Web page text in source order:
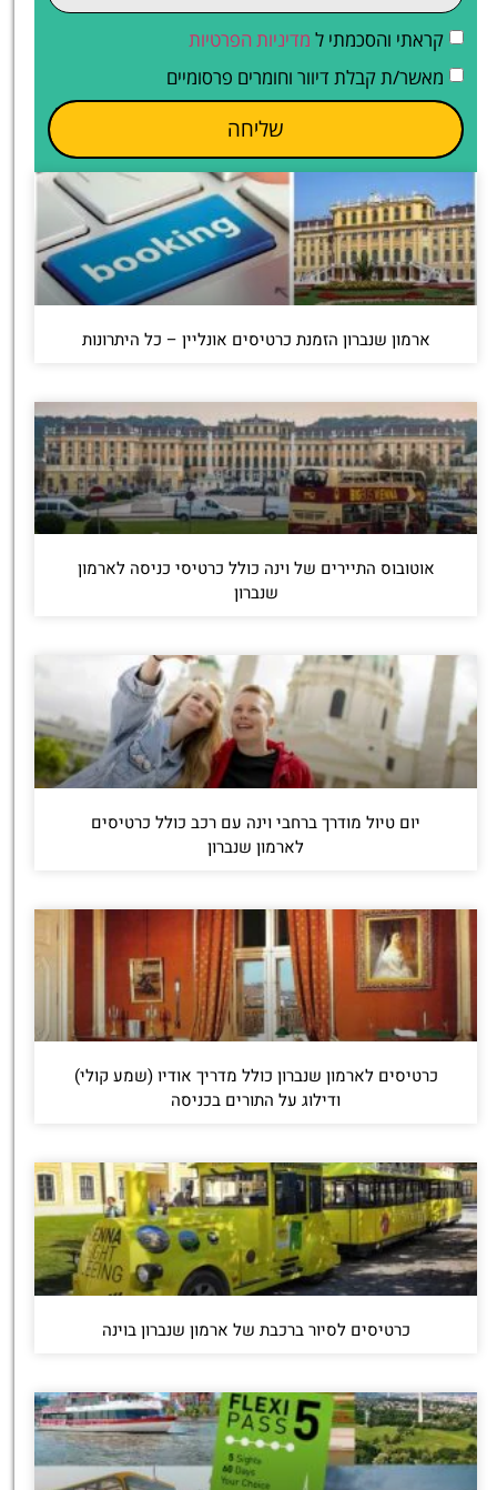
קראתי והסכמתי ל מדיניות הפרטיות
מאשר/ת קבלת דיוור וחומרים פרסומיים
שליחה
ארמון שנברון הזמנת כרטיסים אונליין – כל היתרונות
אוטובוס התיירים של וינה כולל כרטיסי כניסה לארמון
שנברון
יום טיול מודרך ברחבי וינה עם רכב כולל כרטיסים
לארמון שנברון
כרטיסים לארמון שנברון כולל מדריך אודיו (שמע קולי)
ודילוג על התורים בכניסה
כרטיסים לסיור ברכבת של ארמון שנברון בוינה